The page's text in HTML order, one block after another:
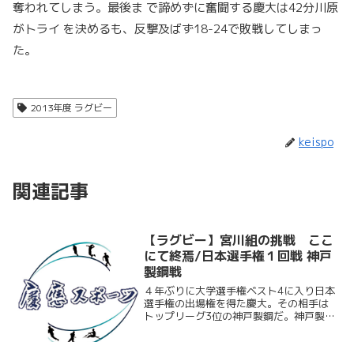
奪われてしまう。最後ま で諦めずに奮闘する慶大は42分川原
がトライ を決めるも、反撃及ばず18-24で敗戦してしまっ
た。
2013年度 ラグビー
keispo
関連記事
【ラグビー】宮川組の挑戦 ここ
にて終焉/日本選手権１回戦 神戸
製鋼戦
４年ぶりに大学選手権ベスト4に入り日本
選手権の出場権を得た慶大。その相手は
トップリーグ3位の神戸製鋼だ。神戸製鋼